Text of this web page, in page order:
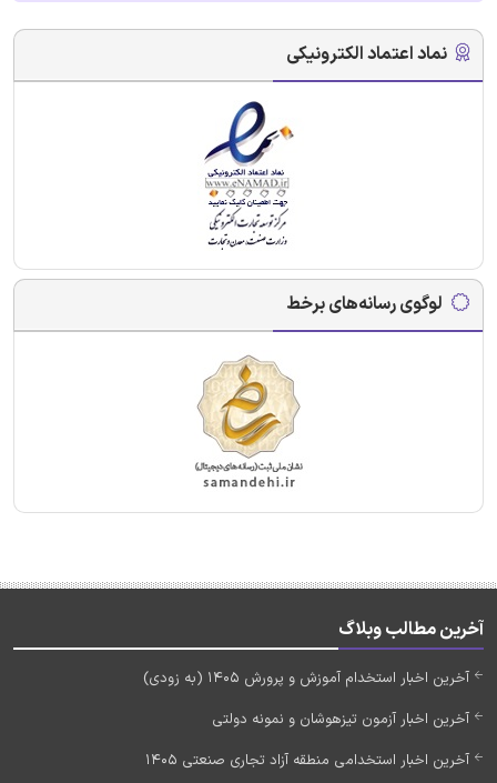
نماد اعتماد الکترونیکی
لوگوی رسانه‌های برخط
آخرین مطالب وبلاگ
آخرین اخبار استخدام آموزش و پرورش 1405 (به زودی)
آخرین اخبار آزمون تیزهوشان و نمونه دولتی
آخرین اخبار استخدامی منطقه آزاد تجاری صنعتی 1405